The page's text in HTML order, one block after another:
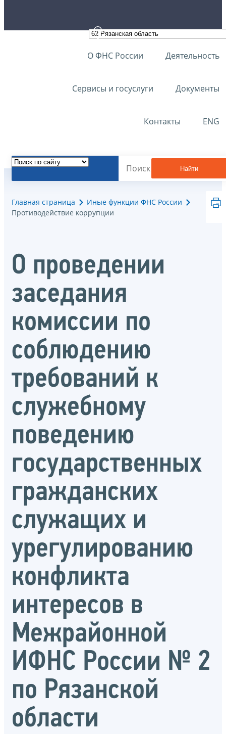
О ФНС России Деятельность
Сервисы и госуслуги Документы
Контакты ENG
Найти
Главная страница
Иные функции ФНС России
Противодействие коррупции
О проведении
заседания
комиссии по
соблюдению
требований к
служебному
поведению
государственных
гражданских
служащих и
урегулированию
конфликта
интересов в
Межрайонной
ИФНС России № 2
по Рязанской
области